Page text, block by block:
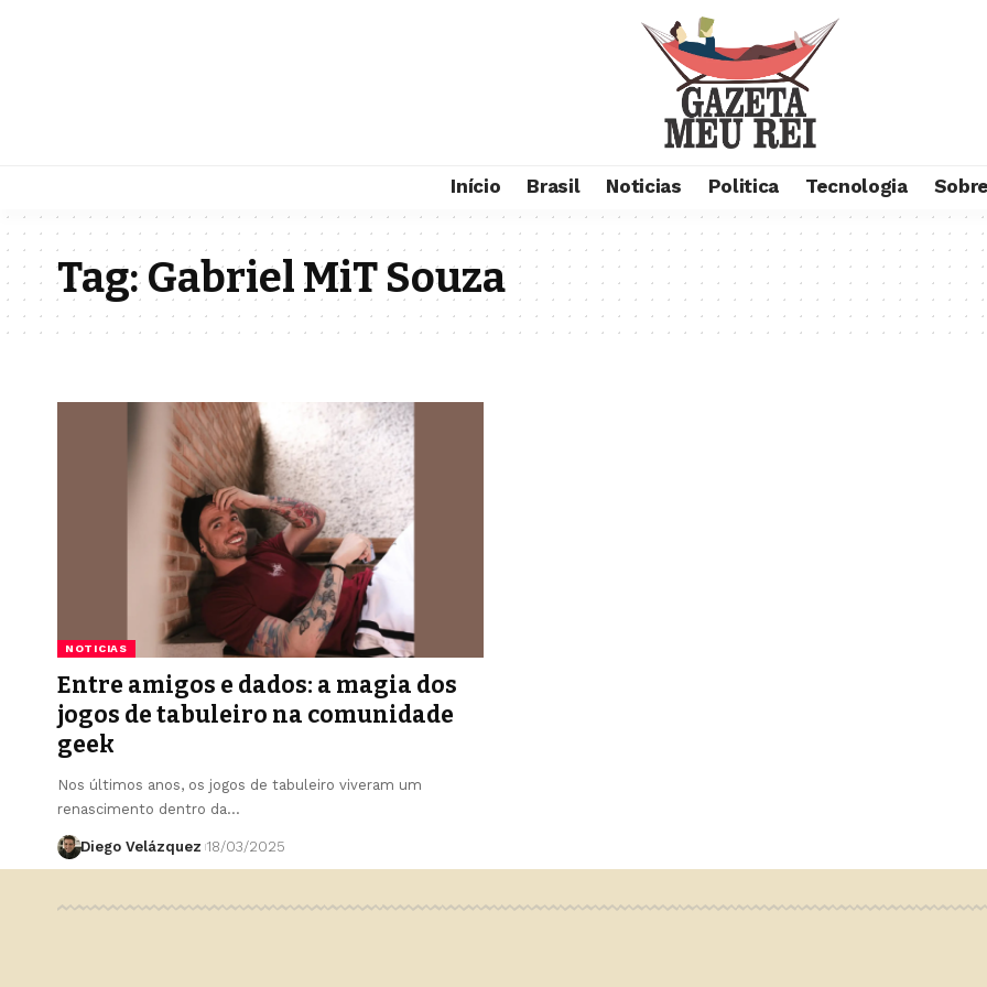
Início Brasil Noticias Politica Tecnologia
Tag:Gabriel MiT Souza
NOTICIAS
Entre amigos e dados: a magia dos
jogos de tabuleiro na comunidade
geek
Nos últimos anos, os jogos de tabuleiro viveram um
renascimento dentro da…
Diego Velázquez 18/03/2025